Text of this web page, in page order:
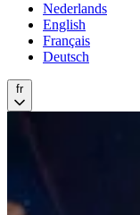
Nederlands
English
Français
Deutsch
fr